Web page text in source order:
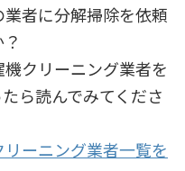
者に分解掃除を依頼
クリーニング業者を
ら読んでみてくださ
ーニング業者一覧を